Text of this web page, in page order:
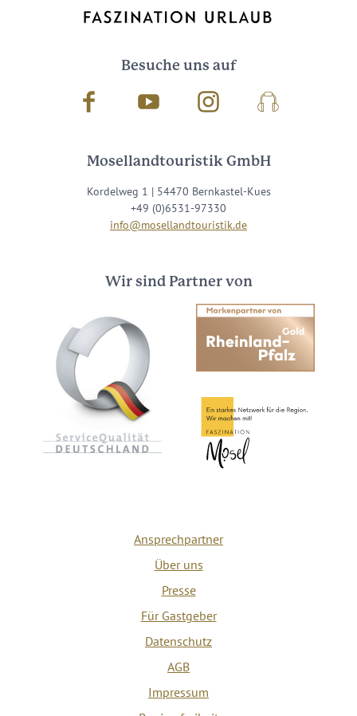
Besuche uns auf
Facebook Youtube InstagramPodcast
Mosellandtouristik GmbH
Kordelweg 1 | 54470 Bernkastel-Kues
+49 (0)6531-97330
info@mosellandtouristik.de
Wir sind Partner von
Ansprechpartner
Über uns
Presse
Für Gastgeber
Datenschutz
AGB
Impressum